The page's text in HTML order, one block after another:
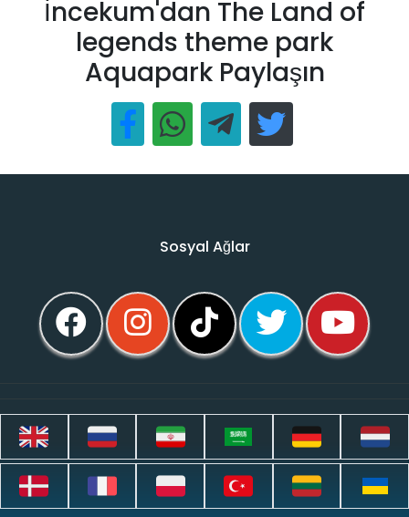
İncekum'dan The Land of
legends theme park
Aquapark Paylaşın
Sosyal Ağlar